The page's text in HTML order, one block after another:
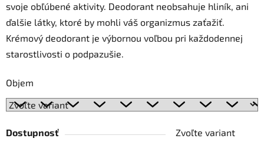
svoje obľúbené aktivity. Deodorant neobsahuje hliník, ani
ďalšie látky, ktoré by mohli váš organizmus zaťažiť.
Krémový deodorant je výbornou voľbou pri každodennej
starostlivosti o podpazušie.
Objem
Dostupnosť
Zvoľte variant